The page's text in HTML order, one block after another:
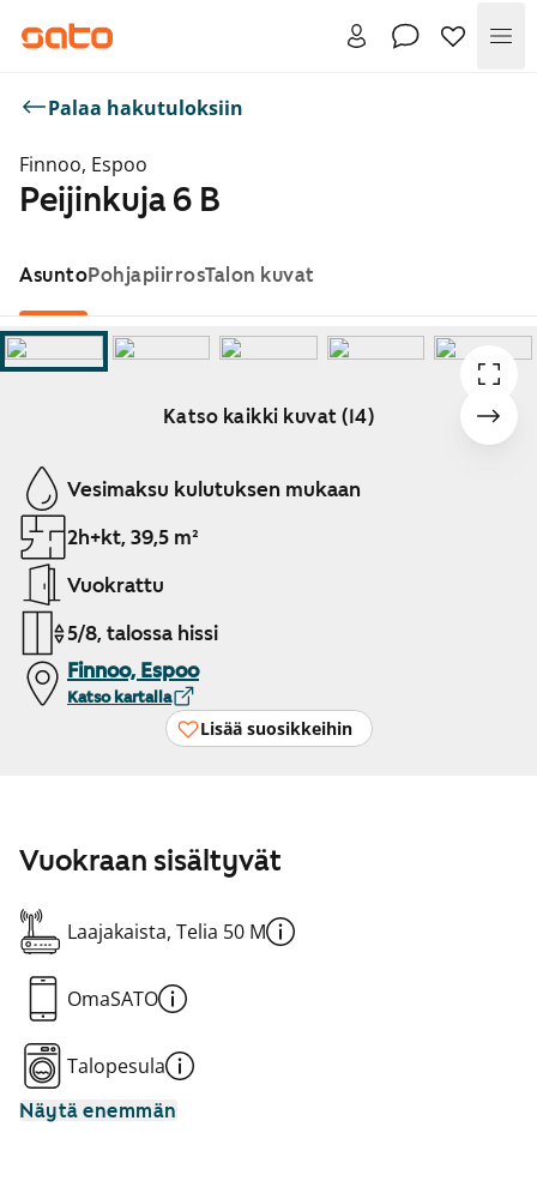
Palaa hakutuloksiin
Finnoo, Espoo
Peijinkuja 6 B
AsuntoPohjapiirrosTalon kuvat
Katso kaikki kuvat (14)
Näytetään dia 1 / 14
Vesimaksu kulutuksen mukaan
2h+kt, 39,5 m²
Vuokrattu
5/8, talossa hissi
Finnoo, Espoo
Katso kartalla
Lisää suosikkeihin
Vuokraan sisältyvät
Laajakaista, Telia 50 M
OmaSATO
Talopesula
Näytä enemmän